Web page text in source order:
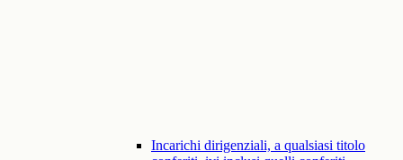
Incarichi dirigenziali, a qualsiasi titolo